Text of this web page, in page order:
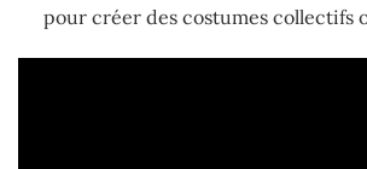
pour créer des costumes collectifs